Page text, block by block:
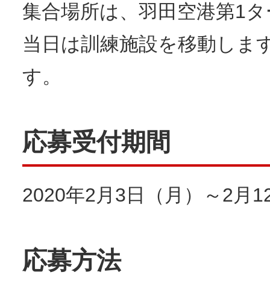
集合場所は、羽田空港第1
当日は訓練施設を移動しま
す。
応募受付期間
2020年2月3日（月）～2月
応募方法